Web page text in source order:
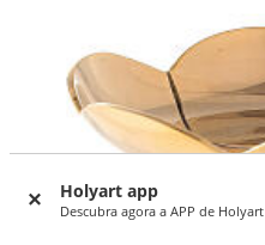
Holyart app
Descubra agora a APP de Holyart